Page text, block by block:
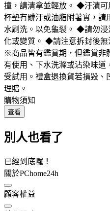
撞，請清拿並輕放。 ◆汙漬
杯墊有髒汙或油脂附著實，請
水刷洗。以免龜裂。 ◆請勿
化或變質。 ◆請注意拆封後無
※商品皆有鑑賞期，但鑑賞非
有使用、下水洗滌或沾染味
受試用。禮盒退換貨若損毀、
理賠。
購物須知
查看
別人也看了
已經到底囉！
關於PChome24h
顧客權益